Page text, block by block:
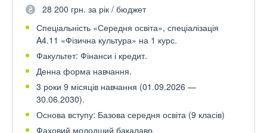
28 200 грн. за рік / бюджет
Спеціальність «Середня освіта», спеціалізація
A4.11 «Фізична культура» на 1 курс.
Факультет: Фінанси і кредит.
Денна форма навчання.
3 роки 9 місяців навчання (01.09.2026 —
30.06.2030).
Основа вступу: Базова середня освіта (9 класів)
Фаховий молодший бакалавр.